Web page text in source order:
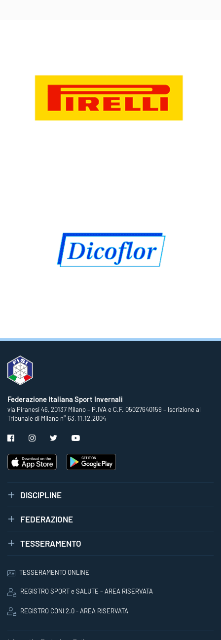
Federazione Italiana Sport Invernali
via Piranesi 46, 20137 Milano – P.IVA e C.F. 05027640159 – Iscrizione al
Tribunale di Milano n° 63, 11.12.2004
DISCIPLINE
FEDERAZIONE
TESSERAMENTO
TESSERAMENTO ONLINE
REGISTRO SPORT e SALUTE – AREA RISERVATA
REGISTRO CONI 2.0 - AREA RISERVATA